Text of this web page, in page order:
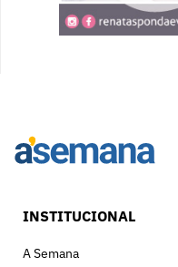
INSTITUCIONAL
A Semana